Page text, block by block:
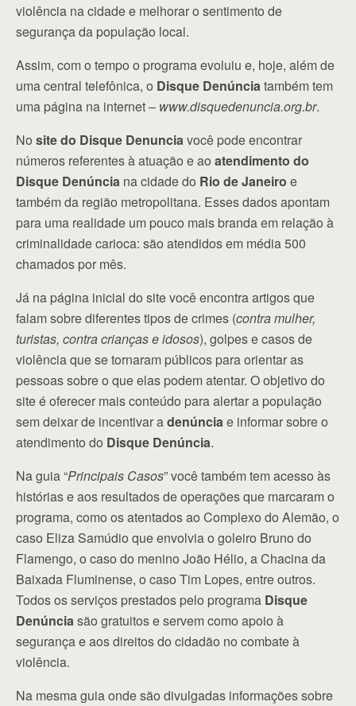
violência na cidade e melhorar o sentimento de
segurança da população local.
Assim, com o tempo o programa evoluiu e, hoje, além de
uma central telefônica, o Disque Denúnciatambém tem
uma página na internet – www.disquedenuncia.org.br.
No site do Disque Denunciavocê pode encontrar
números referentes à atuação e ao atendimento do
Disque Denúncia na cidade do Rio de Janeiro e
também da região metropolitana. Esses dados apontam
para uma realidade um pouco mais branda em relação à
criminalidade carioca: são atendidos em média 500
chamados por mês.
Já na página inicial do site você encontra artigos que
falam sobre diferentes tipos de crimes (contra mulher,
turistas, contra crianças e idosos), golpes e casos de
violência que se tornaram públicos para orientar as
pessoas sobre o que elas podem atentar. O objetivo do
site é oferecer mais conteúdo para alertar a população
sem deixar de incentivar adenúnciae informar sobre o
atendimento do Disque Denúncia.
Na guia “Principais Casos” você também tem acesso às
histórias e aos resultados de operações que marcaram o
programa, como os atentados ao Complexo do Alemão, o
caso Eliza Samúdio que envolvia o goleiro Bruno do
Flamengo, o caso do menino João Hélio, a Chacina da
Baixada Fluminense, o caso Tim Lopes, entre outros.
Todos os serviços prestados pelo programa Disque
Denúnciasão gratuitos e servem como apoio à
segurança e aos direitos do cidadão no combate à
violência.
Na mesma guia onde são divulgadas informações sobre